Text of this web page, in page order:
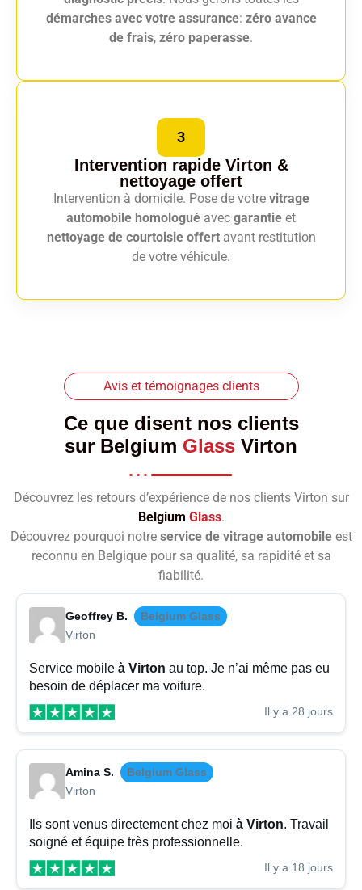
démarches avec votre assurance: zéro avance
de frais, zéro paperasse.
3
Intervention rapide Virton &
nettoyage offert
Intervention à domicile. Pose de votre vitrage
automobile homologué avec garantie et
nettoyage de courtoisie offertavant restitution
de votre véhicule.
Avis et témoignages clients
Ce que disent nos clients
sur Belgium Glass Virton
Découvrez les retours d’expérience de nos clients Virton sur
Belgium Glass.
Découvrez pourquoi notre service de vitrage automobileest
reconnu en Belgique pour sa qualité, sa rapidité et sa
fiabilité.
Geoffrey B.
Belgium Glass
Virton
Service mobile à Virton au top. Je n’ai même pas eu
besoin de déplacer ma voiture.
Il y a 28 jours
Amina S.
Belgium Glass
Virton
Ils sont venus directement chez moi à Virton. Travail
soigné et équipe très professionnelle.
Il y a 18 jours